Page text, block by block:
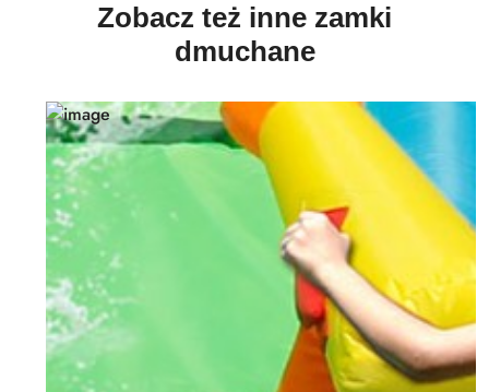
Zobacz też inne zamki
dmuchane